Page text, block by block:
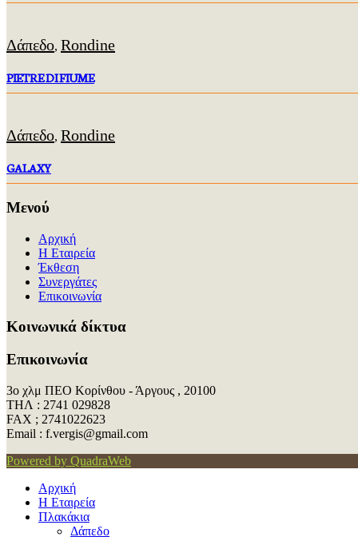
Δάπεδο, Rondine
PIETRE DI FIUME
Δάπεδο, Rondine
GALAXY
Μενού
Αρχική
Η Εταιρεία
Έκθεση
Συνεργάτες
Επικοινωνία
Kοινωνικά δίκτυα
Επικοινωνία
3ο χλμ ΠΕΟ Κορίνθου - Άργους , 20100
ΤΗΛ : 2741 029828
FAX ; 2741022623
Εmail : f.vergis@gmail.com
Powered by QuadraWeb
Αρχική
Η Εταιρεία
Πλακάκια
Δάπεδο